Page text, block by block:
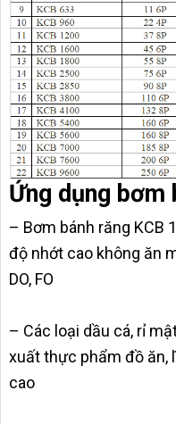
Ứng dụng bơm
– Bơm bánh răng KCB
độ nhớt cao không ăn
DO, FO
– Các loại dầu cá, rỉ
xuất thực phẩm đồ ăn,
cao